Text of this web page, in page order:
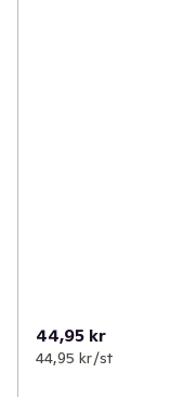
44,95 kr
44,95 kr /st